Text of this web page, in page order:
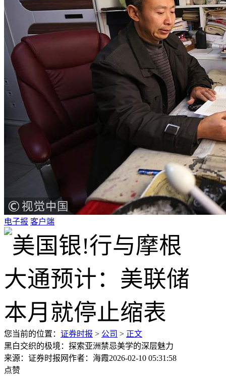
电子报 客户端
您当前的位置： 证券时报 > 公司 > 正文
黑白交织的极境：探索亚洲禁忌美学的深层魅力
来源：证券时报网作者：海霞2026-02-10 05:31:58
点赞